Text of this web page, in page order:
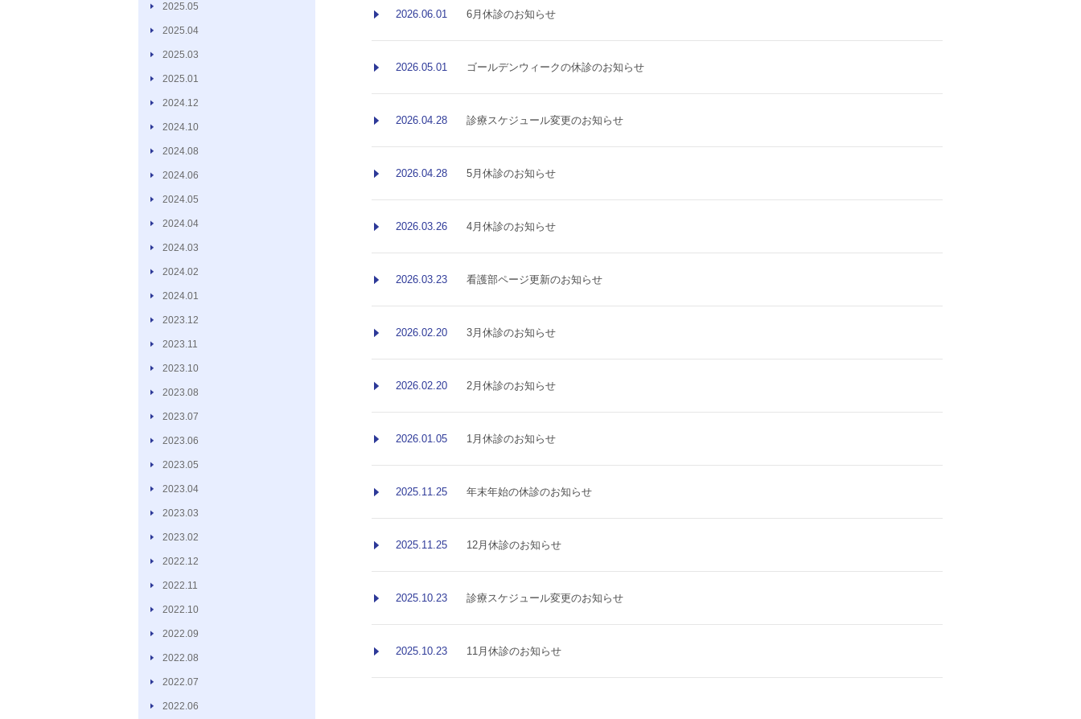
2025.05
2025.04
2025.03
2025.01
2024.12
2024.10
2024.08
2024.06
2024.05
2024.04
2024.03
2024.02
2024.01
2023.12
2023.11
2023.10
2023.08
2023.07
2023.06
2023.05
2023.04
2023.03
2023.02
2022.12
2022.11
2022.10
2022.09
2022.08
2022.07
2022.06
2026.06.01 6月休診のお知らせ
2026.05.01 ゴールデンウィークの休診のお知らせ
2026.04.28 診療スケジュール変更のお知らせ
2026.04.28 5月休診のお知らせ
2026.03.26 4月休診のお知らせ
2026.03.23 看護部ページ更新のお知らせ
2026.02.20 3月休診のお知らせ
2026.02.20 2月休診のお知らせ
2026.01.05 1月休診のお知らせ
2025.11.25 年末年始の休診のお知らせ
2025.11.25 12月休診のお知らせ
2025.10.23 診療スケジュール変更のお知らせ
2025.10.23 11月休診のお知らせ